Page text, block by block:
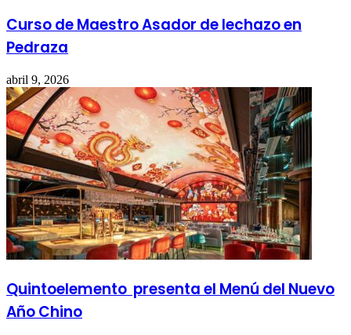
Curso de Maestro Asador de lechazo en
Pedraza
abril 9, 2026
Quintoelemento presenta el Menú del Nuevo
Año Chino